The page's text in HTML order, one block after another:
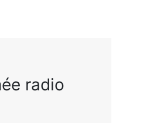
radio